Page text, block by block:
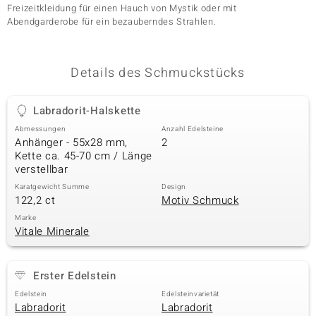
Freizeitkleidung für einen Hauch von Mystik oder mit
Abendgarderobe für ein bezauberndes Strahlen.
Details des Schmuckstücks
Labradorit-Halskette
Abmessungen
Anhänger - 55x28 mm,
Kette ca. 45-70 cm / Länge
verstellbar
Anzahl Edelsteine
2
Karatgewicht Summe
122,2 ct
Design
Motiv Schmuck
Marke
Vitale Minerale
Erster Edelstein
Edelstein
Labradorit
Edelsteinvarietät
Labradorit